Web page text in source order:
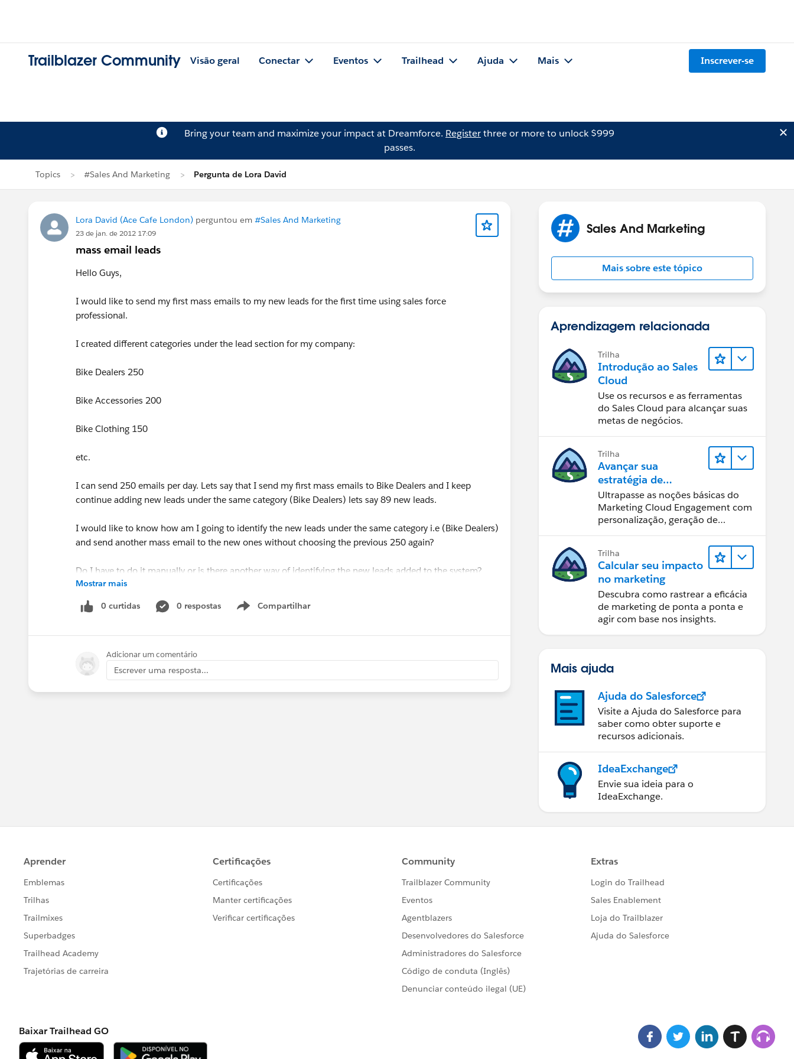
Trailblazer Community Visão geral Conectar Eventos Trailhead Ajuda Mais Inscrever-se
Bring your team and maximize your impact at Dreamforce. Registerthree or more to unlock $999
passes.
Topics #Sales And Marketing Pergunta de Lora David
Lora David (Ace Cafe London) perguntou em #Sales And Marketing
23 de jan. de 2012 17:09
mass email leads
Hello Guys,
I would like to send my first mass emails to my new leads for the first time using sales force
professional.
I created different categories under the lead section for my company:
Bike Dealers 250
Bike Accessories 200
Bike Clothing 150
etc.
I can send 250 emails per day. Lets say that I send my first mass emails to Bike Dealers and I keep
continue adding new leads under the same category (Bike Dealers) lets say 89 new leads.
I would like to know how am I going to identify the new leads under the same category i.e (Bike Dealers)
and send another mass email to the new ones without choosing the previous 250 again?
Do I have to do it manually or is there another way of identifying the new leads added to the system?
Kind Regards,
Mostrar mais
0 curtidas 0 respostas Compartilhar
Show menu
Adicionar um comentário
Escrever uma resposta...
Sales And Marketing
Mais sobre este tópico
Aprendizagem relacionada
Trilha
Introdução ao Sales
Cloud
Use os recursos e as ferramentas
do Sales Cloud para alcançar suas
metas de negócios.
Trilha
Avançar sua
estratégia de
marketing
Ultrapasse as noções básicas do
Marketing Cloud Engagement com
personalização, geração de
Trilha
Calcular seu impacto
no marketing
Descubra como rastrear a eficácia
de marketing de ponta a ponta e
agir com base nos insights.
Mais ajuda
Ajuda do Salesforce
Visite a Ajuda do Salesforce para
saber como obter suporte e
recursos adicionais.
IdeaExchange
Envie sua ideia para o
IdeaExchange.